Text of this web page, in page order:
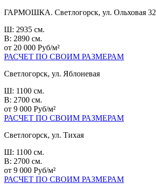
ГАРМОШКА. Светлогорск, ул. Ольховая 32
Ш: 2935 см.
В: 2890 см.
от 20 000 Руб/м²
РАСЧЕТ ПО СВОИМ РАЗМЕРАМ
Светлогорск, ул. Яблоневая
Ш: 1100 см.
В: 2700 см.
от 9 000 Руб/м²
РАСЧЕТ ПО СВОИМ РАЗМЕРАМ
Светлогорск, ул. Тихая
Ш: 1100 см.
В: 2700 см.
от 9 000 Руб/м²
РАСЧЕТ ПО СВОИМ РАЗМЕРАМ